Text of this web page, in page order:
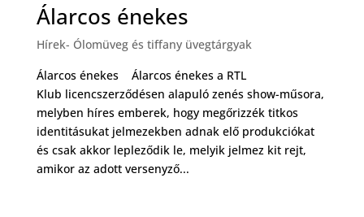
Álarcos énekes
Hírek- Ólomüveg és tiffany üvegtárgyak
Álarcos énekes Álarcos énekes a RTL
Klub licencszerződésen alapuló zenés show-műsora,
melyben híres emberek, hogy megőrizzék titkos
identitásukat jelmezekben adnak elő produkciókat
és csak akkor lepleződik le, melyik jelmez kit rejt,
amikor az adott versenyző...